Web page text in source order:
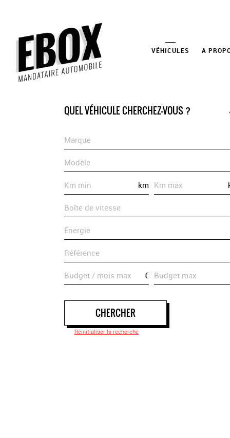
VÉHICULES A
QUEL VÉHICULE CHERCHEZ-VOUS ?
Marque
Modèle
km
Boîte de vitesse
Énergie
€
CHERCHER
Réinitialiser la recherche